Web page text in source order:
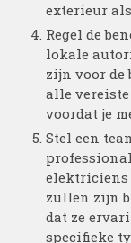
exterieur
Regel de
lokale
zijn voor de
alle
voordat je
Stel een
elektriciens
zullen zijn
dat ze
specifieke